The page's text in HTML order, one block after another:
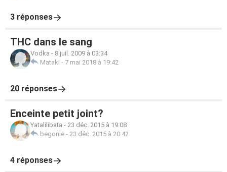
3 réponses
THC dans le sang
Vodka - 8 juil. 2009 à 03:34
Mataki - 7 mai 2018 à 19:42
20 réponses
Enceinte petit joint?
Yatalilibata - 23 déc. 2015 à 19:08
begonie - 23 déc. 2015 à 20:42
4 réponses